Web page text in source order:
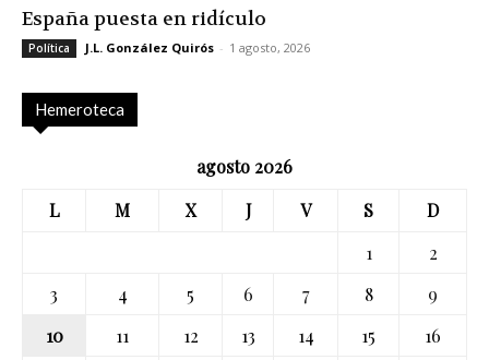
España puesta en ridículo
Política J.L. González Quirós - 1 agosto, 2026
Hemeroteca
agosto 2026
L
M X J V S
D
1
2
3
4 5 6 7 8
9
10
11 12 13 14 15
16